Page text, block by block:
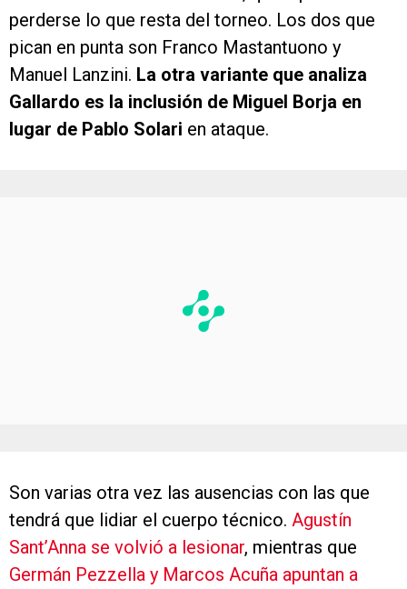
perderse lo que resta del torneo. Los dos que
pican en punta son Franco Mastantuono y
Manuel Lanzini. La otra variante que analiza
Gallardo es la inclusión de Miguel Borja en
lugar de Pablo Solari en ataque.
Son varias otra vez las ausencias con las que
tendrá que lidiar el cuerpo técnico. Agustín
Sant’Anna se volvió a lesionar, mientras que
Germán Pezzella y Marcos Acuña apuntan a